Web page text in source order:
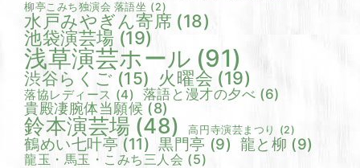
柳亭こみち独演会 落語坐 (2)
水戸みやぎん寄席 (18)
池袋演芸場 (19)
浅草演芸ホール (91)
渋谷らくご (15) 火曜会 (19)
落協レディース (4) 落語と漫才の夕べ (6)
貴殿凄腕体当願候 (8)
鈴本演芸場 (48) 高円寺演芸まつり (2)
鶴めい七叶亭 (11) 黒門亭 (9) 龍と柳 (9)
龍玉・馬玉・こみち三人会 (5)